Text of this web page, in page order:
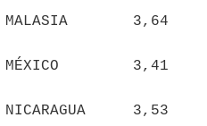
MALASIA 3,64
MÉXICO 3,41
NICARAGUA
3,53